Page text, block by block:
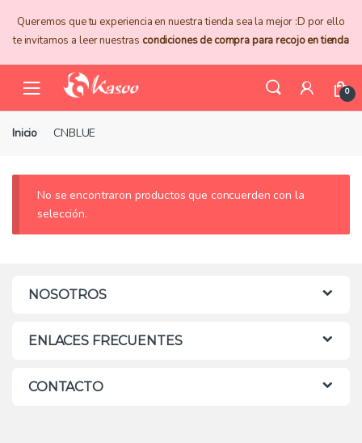
navigation
content
Queremos que tu experiencia en nuestra tienda sea la mejor :D por ello
te invitamos a leer nuestras condiciones de compra para recojo en tienda
0
Inicio CNBLUE
No se encontraron productos que concuerden con la
selección.
NOSOTROS
ENLACES FRECUENTES
CONTACTO